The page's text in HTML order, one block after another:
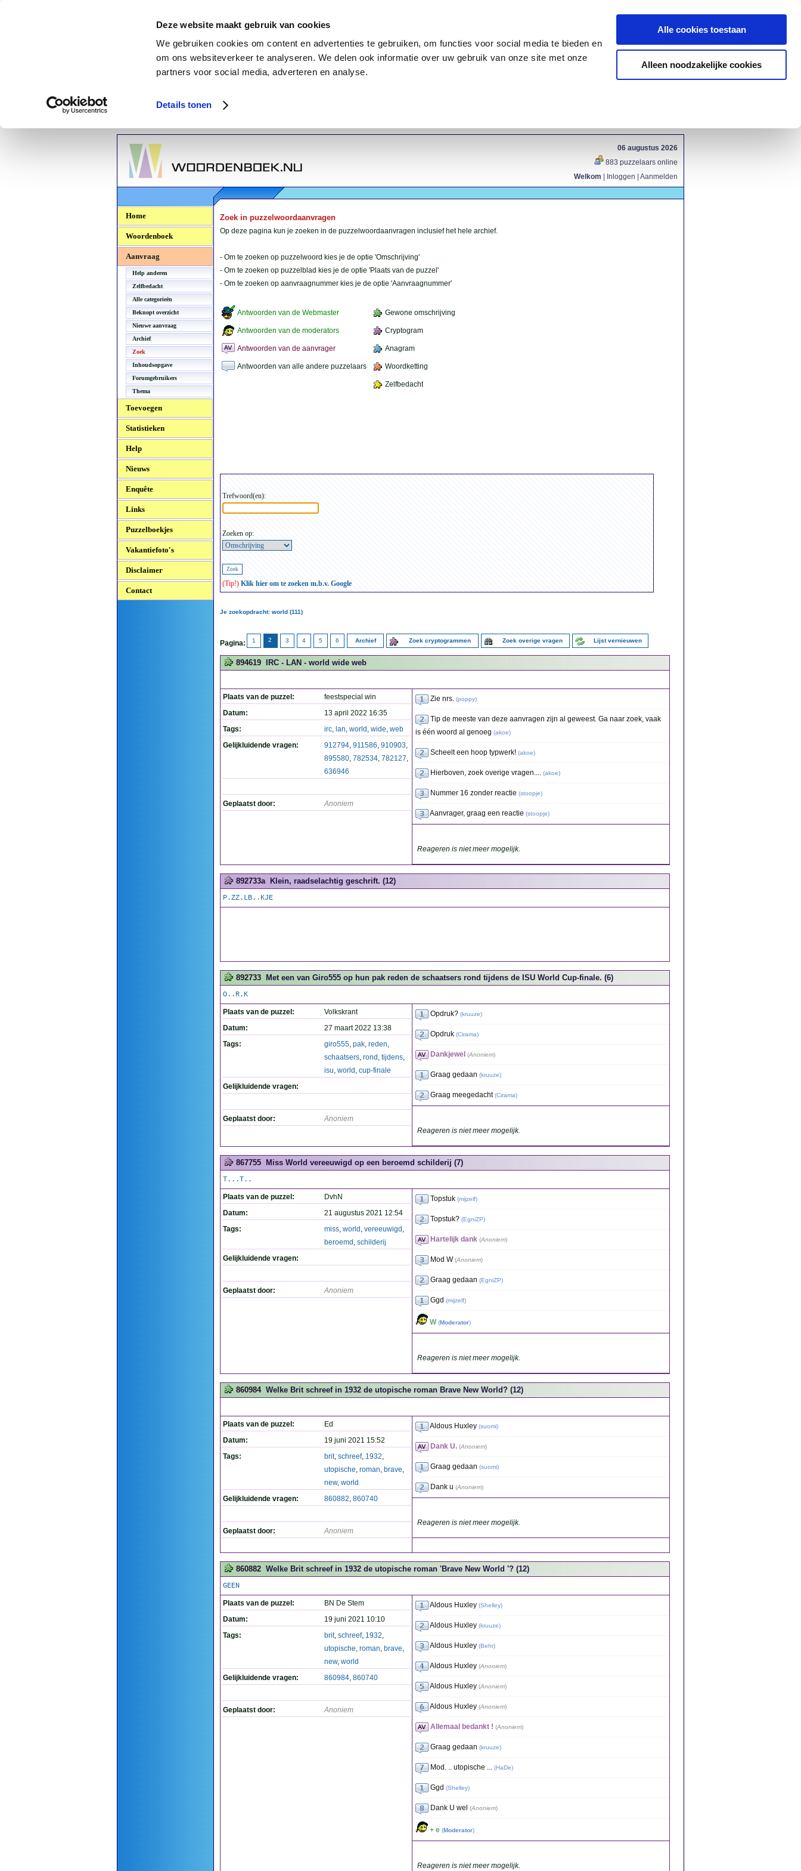
Deze website maakt gebruik van cookies
We gebruiken cookies om content en advertenties te gebruiken, om functies voor social media te bieden en
om ons websiteverkeer te analyseren. We delen ook informatie over uw gebruik van onze site met onze
partners voor social media, adverteren en analyse.
Details tonen
Alle cookies toestaan
Alleen noodzakelijke cookies
Woordenboek.NU
06 augustus 2026
883 puzzelaars online
Welkom
Inloggen Aanmelden
Home
Woordenboek
Aanvraag
Help anderen
Zelfbedacht
Alle categorieën
Beknopt overzicht
Nieuwe aanvraag
Archief
Zoek
Inhoudsopgave
Forumgebruikers
Thema
Toevoegen
Statistieken
Help
Nieuws
Enquête
Links
Puzzelboekjes
Vakantiefoto's
Disclaimer
Contact
Zoek in puzzelwoordaanvragen
Op deze pagina kun je zoeken in de puzzelwoordaanvragen inclusief het hele archief.
- Om te zoeken op puzzelwoord kies je de optie 'Omschrijving'
- Om te zoeken op puzzelblad kies je de optie 'Plaats van de puzzel'
- Om te zoeken op aanvraagnummer kies je de optie 'Aanvraagnummer'
Antwoorden van de Webmaster Gewone omschrijving
Antwoorden van de moderators Cryptogram
Antwoorden van de aanvrager Anagram
Antwoorden van alle andere puzzelaars Woordketting
Zelfbedacht
Trefwoord(en):
Zoeken op:
(Tip!) Klik hier om te zoeken m.b.v. Google
Je zoekopdracht: world (111)
Pagina: 1 2 3 4 5 6 Archief Zoek cryptogrammen Zoek overige vragen Lijst vernieuwen
894619 IRC - LAN - world wide web
Plaats van de puzzel:
feestspecial win
Datum:
13 april 2022 16:35
Tags:
irc, lan, world , wide, web
Gelijkluidende vragen:
912794, 911586, 910903,
895580, 782534, 782127,
636946
Geplaatst door: Anoniem
Zie nrs. (poppy)
Tip de meeste van deze aanvragen zijn al geweest. Ga naar zoek, vaak
is één woord al genoeg (akoe)
Scheelt een hoop typwerk! (akoe)
Hierboven, zoek overige vragen.... (akoe)
Nummer 16 zonder reactie (stoopje)
Aanvrager, graag een reactie (stoopje)
Reageren is niet meer mogelijk.
892733a Klein, raadselachtig geschrift. (12)
P.ZZ.LB..KJE
892733 Met een van Giro555 op hun pak reden de schaatsers rond tijdens de ISU World Cup-finale. (6)
O..R.K
Plaats van de puzzel:
Volkskrant
Datum:
27 maart 2022 13:38
Tags:
giro555, pak, reden,
schaatsers, rond , tijdens,
isu, world , cup-finale
Gelijkluidende vragen:
Geplaatst door: Anoniem
Opdruk? (kruuze)
Opdruk (Cirama)
Dankjewel (Anoniem)
Graag gedaan (kruuze)
Graag meegedacht (Cirama)
Reageren is niet meer mogelijk.
867755 Miss World vereeuwigd op een beroemd schilderij (7)
T...T..
Plaats van de puzzel:
DvhN
Datum:
21 augustus 2021 12:54
Tags:
miss, world , vereeuwigd ,
beroemd , schilderij
Gelijkluidende vragen:
Geplaatst door: Anoniem
Topstuk (mijzelf)
Topstuk? (EgniZP)
Hartelijk dank (Anoniem)
Mod W (Anoniem)
Graag gedaan (EgniZP)
Ggd (mijzelf)
W (Moderator)
Reageren is niet meer mogelijk.
860984 Welke Brit schreef in 1932 de utopische roman Brave New World? (12)
Plaats van de puzzel:
Ed
Datum:
19 juni 2021 15:52
Tags:
brit, schreef, 1932,
utopische, roman, brave,
new, world
Gelijkluidende vragen:
860882, 860740
Geplaatst door: Anoniem
Aldous Huxley (suomi)
Dank U. (Anoniem)
Graag gedaan (suomi)
Dank u (Anoniem)
Reageren is niet meer mogelijk.
860882 Welke Brit schreef in 1932 de utopische roman 'Brave New World '? (12)
GEEN
Plaats van de puzzel:
BN De Stem
Datum:
19 juni 2021 10:10
Tags:
brit, schreef, 1932,
utopische, roman, brave,
new, world
Gelijkluidende vragen:
860984, 860740
Geplaatst door: Anoniem
Aldous Huxley (Shelley)
Aldous Huxley (kruuze)
Aldous Huxley (Behr)
Aldous Huxley (Anoniem)
Aldous Huxley (Anoniem)
Aldous Huxley (Anoniem)
Allemaal bedankt ! (Anoniem)
Graag gedaan (kruuze)
Mod. .. utopische ... (HaDe)
Ggd (Shelley)
Dank U wel (Anoniem)
+ e (Moderator)
Reageren is niet meer mogelijk.